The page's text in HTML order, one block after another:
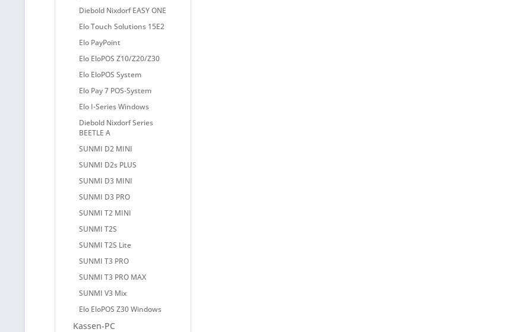
Diebold Nixdorf EASY ONE
Elo Touch Solutions 15E2
Elo PayPoint
Elo EloPOS Z10/Z20/Z30
Elo EloPOS System
Elo Pay 7 POS-System
Elo I-Series Windows
Diebold Nixdorf Series
BEETLE A
SUNMI D2 MINI
SUNMI D2s PLUS
SUNMI D3 MINI
SUNMI D3 PRO
SUNMI T2 MINI
SUNMI T2S
SUNMI T2S Lite
SUNMI T3 PRO
SUNMI T3 PRO MAX
SUNMI V3 Mix
Elo EloPOS Z30 Windows
Kassen-PC